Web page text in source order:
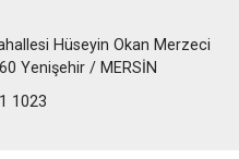
Hüseyin Okan Merzeci
Yenişehir / MERSİN
1023